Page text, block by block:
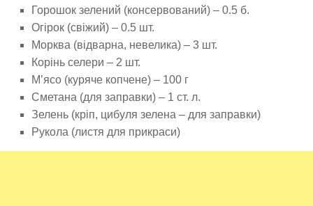
Горошок зелений (консервований) – 0.5 б.
Огірок (свіжий) – 0.5 шт.
Морква (відварна, невелика) – 3 шт.
Корінь селери – 2 шт.
М’ясо (куряче копчене) – 100 г
Сметана (для заправки) – 1 ст. л.
Зелень (кріп, цибуля зелена – для заправки)
Рукола (листя для прикраси)